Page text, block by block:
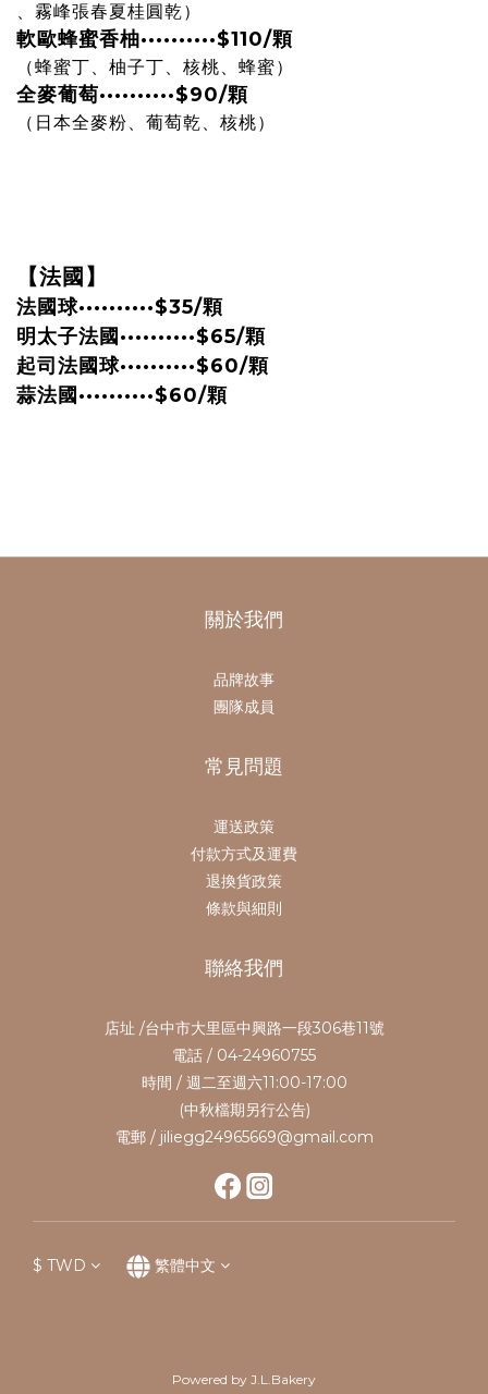
、霧峰張春夏桂圓乾）
軟歐蜂蜜香柚··········$110/顆
（蜂蜜丁、柚子丁、核桃、蜂蜜）
全麥葡萄··········$90/顆
（日本全麥粉、葡萄乾、核桃）
【法國】
法國球··········$35/顆
明太子法國 ··········$65/顆
起司法國球··········$60/顆
蒜法國 ··········$60/顆
關於我們
品牌故事
團隊成員
常見問題
運送政策
付款方式及運費
退換貨政策
條款與細則
聯絡我們
店址 /台中市大里區中興路一段306巷11號
電話 / 04-24960755
時間 / 週二至週六11:00-17:00
(中秋檔期另行公告)
電郵 / jiliegg24965669@gmail.com
$ TWD 繁體中文
Powered by J.L.Bakery